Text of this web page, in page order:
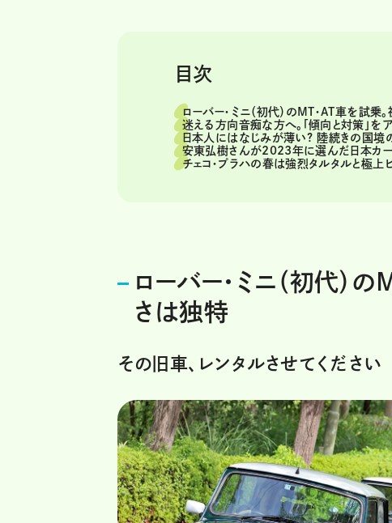
目次
ローバー・ミニ（初代）のMT・AT車を試乗
迷える方向音痴な方へ。「傾向と対策」をア
日本人にはなじみが薄い? 陸続きの国境
安東弘樹さんが2023年に選んだ日本カー
チェコ・プラハの春は強烈タルタルと極上
ローバー・ミニ（初代）
さは独特
その旧車、レンタルさせてください